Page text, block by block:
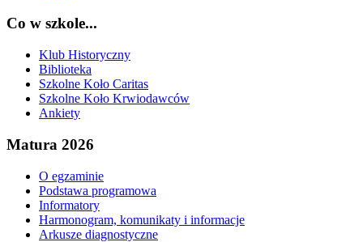
Co w szkole...
Klub Historyczny
Biblioteka
Szkolne Koło Caritas
Szkolne Koło Krwiodawców
Ankiety
Matura 2026
O egzaminie
Podstawa programowa
Informatory
Harmonogram, komunikaty i informacje
Arkusze diagnostyczne